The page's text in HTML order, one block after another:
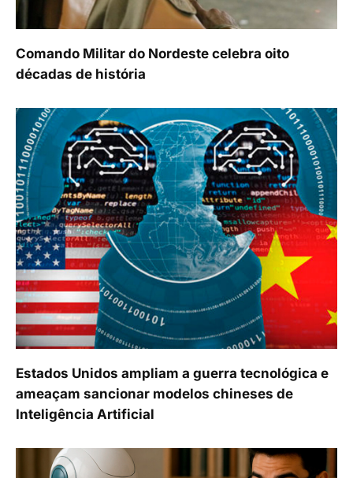
Comando Militar do Nordeste celebra oito
décadas de história
Estados Unidos ampliam a guerra tecnológica e
ameaçam sancionar modelos chineses de
Inteligência Artificial